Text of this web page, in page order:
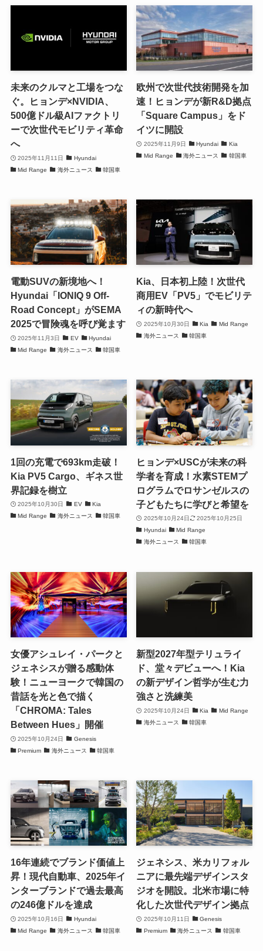
未来のクルマと工場をつな
ぐ。ヒョンデ×NVIDIA、
500億ドル級AIファクトリ
ーで次世代モビリティ革命
へ
2025年11月11日
Hyundai
Mid Range
海外ニュース 韓国車
欧州で次世代技術開発を加
速！ヒョンデが新R&D拠点
「Square Campus」をド
イツに開設
2025年11月9日 Hyundai
Kia
Mid Range
海外ニュース 韓国車
電動SUVの新境地へ！
Hyundai「IONIQ 9 Off-
Road Concept」がSEMA
2025で冒険魂を呼び覚ます
2025年11月3日 EV
Hyundai
Mid Range
海外ニュース 韓国車
Kia、日本初上陸！次世代
商用EV「PV5」でモビリテ
ィの新時代へ
2025年10月30日 Kia
Mid Range
海外ニュース
韓国車
1回の充電で693km走破！
Kia PV5 Cargo、ギネス世
界記録を樹立
2025年10月30日 EV
Kia
Mid Range
海外ニュース 韓国車
ヒョンデ×USCが未来の科
学者を育成！水素STEMプ
ログラムでロサンゼルスの
子どもたちに学びと希望を
2025年10月24日
2025年10月25日
Hyundai
Mid Range
海外ニュース
韓国車
女優アシュレイ・パークと
ジェネシスが贈る感動体
験！ニューヨークで韓国の
昔話を光と色で描く
「CHROMA: Tales
Between Hues」開催
2025年10月24日
Genesis
Premium
海外ニュース 韓国車
新型2027年型テリュライ
ド、堂々デビューへ！Kia
の新デザイン哲学が生む力
強さと洗練美
2025年10月24日 Kia
Mid Range
海外ニュース
韓国車
16年連続でブランド価値上
昇！現代自動車、2025年イ
ンターブランドで過去最高
の246億ドルを達成
2025年10月16日
Hyundai
Mid Range
海外ニュース 韓国車
ジェネシス、米カリフォル
ニアに最先端デザインスタ
ジオを開設。北米市場に特
化した次世代デザイン拠点
2025年10月11日
Genesis
Premium
海外ニュース 韓国車